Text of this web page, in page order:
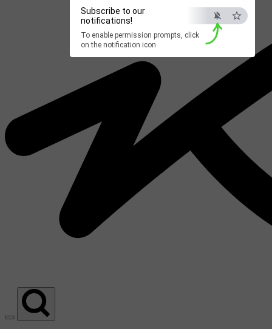
Subscribe to our
notifications!
To enable permission prompts, click
on the notification icon